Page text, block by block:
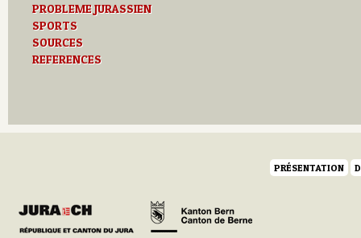
PROBLEME JURASSIEN
SPORTS
SOURCES
REFERENCES
PRÉSENTATION